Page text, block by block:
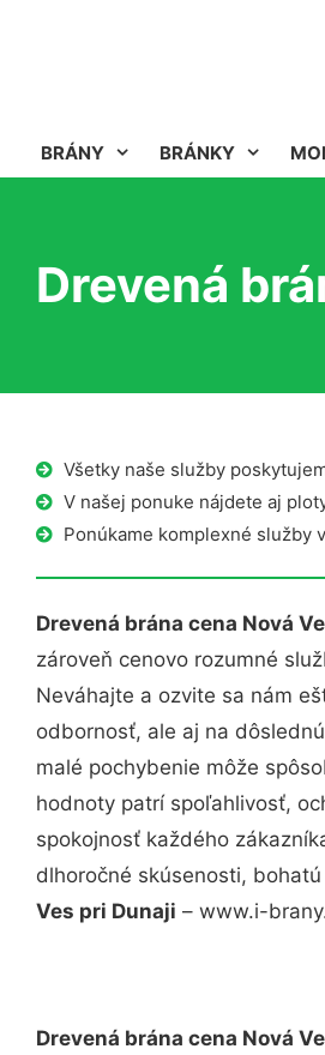
BRÁNY BRÁNKY
Drevená
Všetky naše služby
V našej ponuke nájdete aj
Ponúkame komplexné služby
Drevená brána cena Nová
zároveň cenovo rozumné
Neváhajte a ozvite sa nám
odbornosť, ale aj na
malé pochybenie môže
hodnoty patrí spoľahlivosť,
spokojnosť každého
dlhoročné skúsenosti,
Ves pri Dunaji – www.i-
Drevená brána cena Nová